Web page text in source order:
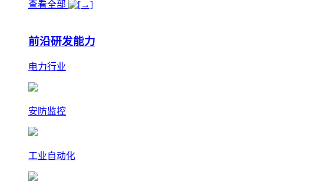
查看全部
前沿研发能力
电力行业
安防监控
工业自动化